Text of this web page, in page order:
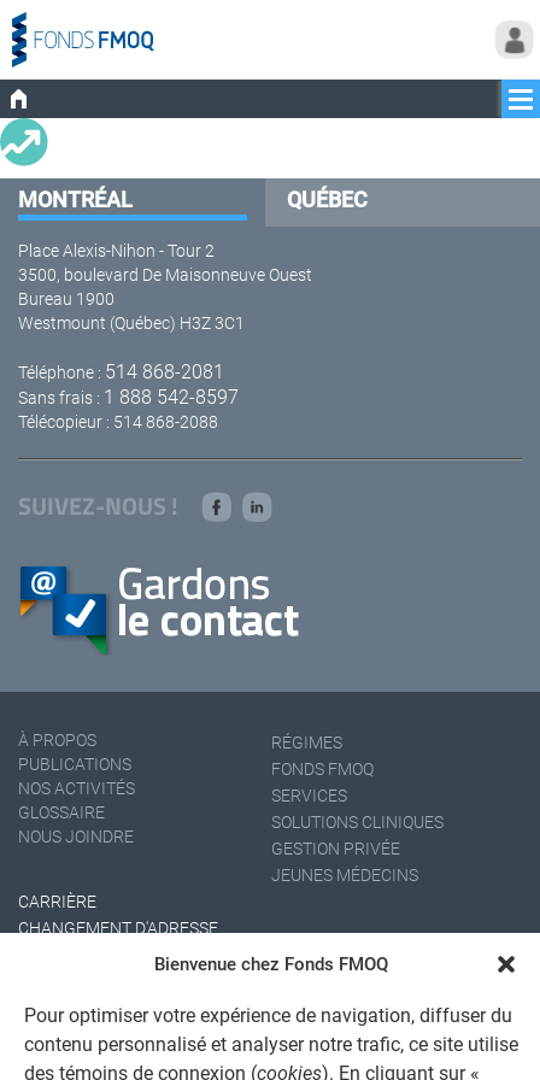
Bienvenue chez Fonds FMOQ
Pour optimiser votre expérience de navigation, diffuser du
contenu personnalisé et analyser notre trafic, ce site utilise
des témoins de connexion (cookies). En cliquant sur «
MONTRÉAL QUÉBEC
Place Alexis-Nihon - Tour 2
3500, boulevard De Maisonneuve Ouest
Bureau 1900
Westmount (Québec) H3Z 3C1
Téléphone : 514 868-2081
Sans frais : 1 888 542-8597
Télécopieur : 514 868-2088
SUIVEZ-NOUS !
À PROPOS
PUBLICATIONS
NOS ACTIVITÉS
GLOSSAIRE
NOUS JOINDRE
RÉGIMES
FONDS FMOQ
SERVICES
SOLUTIONS CLINIQUES
GESTION PRIVÉE
JEUNES MÉDECINS
CARRIÈRE
CHANGEMENT D'ADRESSE